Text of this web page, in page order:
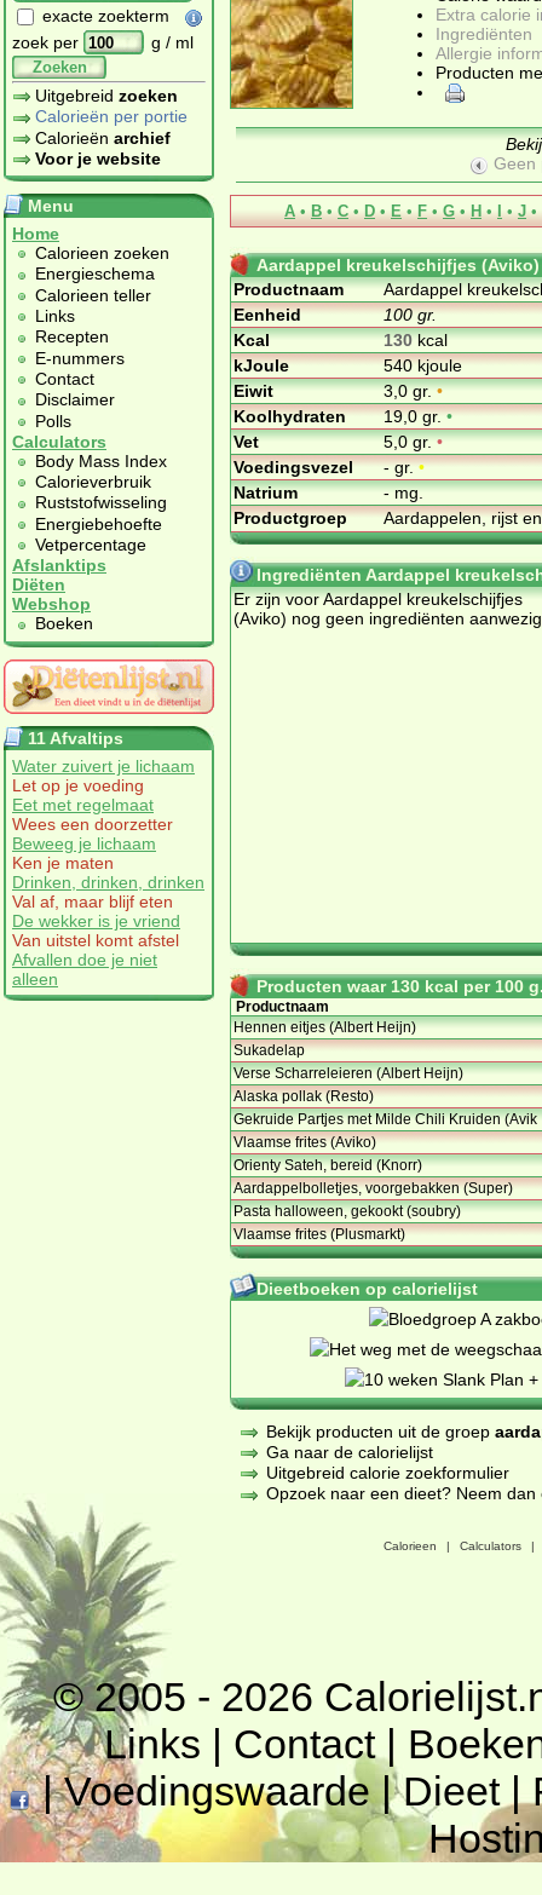
exacte zoekterm
zoek per
g / ml
Zoeken
Uitgebreid zoeken
Calorieën per portie
Calorieën archief
Voor je website
Menu
Home
Calorieen zoeken
Energieschema
Calorieen teller
Links
Recepten
E-nummers
Contact
Disclaimer
Polls
Calculators
Body Mass Index
Calorieverbruik
Ruststofwisseling
Energiebehoefte
Vetpercentage
Afslanktips
Diëten
Webshop
Boeken
11 Afvaltips
Water zuivert je lichaam
Let op je voeding
Eet met regelmaat
Wees een doorzetter
Beweeg je lichaam
Ken je maten
Drinken, drinken, drinken
Val af, maar blijf eten
De wekker is je vriend
Van uitstel komt afstel
Afvallen doe je niet
alleen
Extra calorie
Ingrediënten
Allergie
Producten
Geen
A • B • C • D • E • F • G • H • I • J •
Aardappel kreukelschijfjes (Aviko)
Productnaam
Aardappel
Eenheid
100 gr.
Kcal
130kcal
kJoule
540 kjoule
Eiwit
3,0 gr.•
Koolhydraten
19,0 gr.•
Vet
5,0 gr.•
Voedingsvezel
- gr.•
Natrium
- mg.
Productgroep
Aardappelen, rijst
Ingrediënten Aardappel
Er zijn voor Aardappel kreukelschijfjes
(Aviko) nog geen ingrediënten
Producten waar 130 kcal per 100
Productnaam
Hennen eitjes (Albert Heijn)
Sukadelap
Verse Scharreleieren (Albert Heijn)
Alaska pollak (Resto)
Gekruide Partjes met Milde Chili Kruiden (Avik
Vlaamse frites (Aviko)
Orienty Sateh, bereid (Knorr)
Aardappelbolletjes, voorgebakken (Super)
Pasta halloween, gekookt (soubry)
Vlaamse frites (Plusmarkt)
Dieetboeken op calorielijst
Bekijk producten uit de groep
Ga naar de calorielijst
Uitgebreid calorie zoekformulier
Opzoek naar een dieet? Neem
Calorieen | Calculators |
© 2005 - 2026
Links | Contact|
|Voedingswaarde|Dieet|